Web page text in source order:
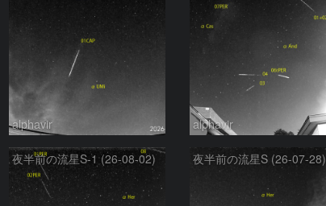
alphavir alphavir
夜半前の流星S-1 (26-08-02) 夜半前の流星S (26-07-28)